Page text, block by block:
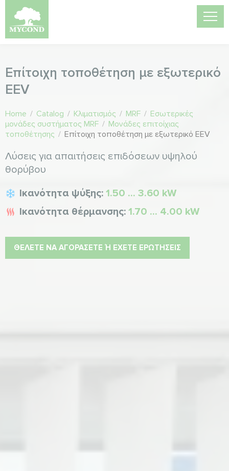
Επίτοιχη τοποθέτηση με εξωτερικό
EEV
Home / Catalog / Κλιματισμός / MRF / Εσωτερικές
μονάδες συστήματος MRF / Μονάδες επιτοίχιας
τοποθέτησης / Επίτοιχη τοποθέτηση με εξωτερικό EEV
Λύσεις για απαιτήσεις επιδόσεων υψηλού
θορύβου
Ικανότητα ψύξης: 1.50 ... 3.60 kW
Ικανότητα θέρμανσης: 1.70 ... 4.00 kW
ΘΈΛΕΤΕ ΝΑ ΑΓΟΡΆΣΕΤΕ Ή ΈΧΕΤΕ ΕΡΩΤΉΣΕΙΣ